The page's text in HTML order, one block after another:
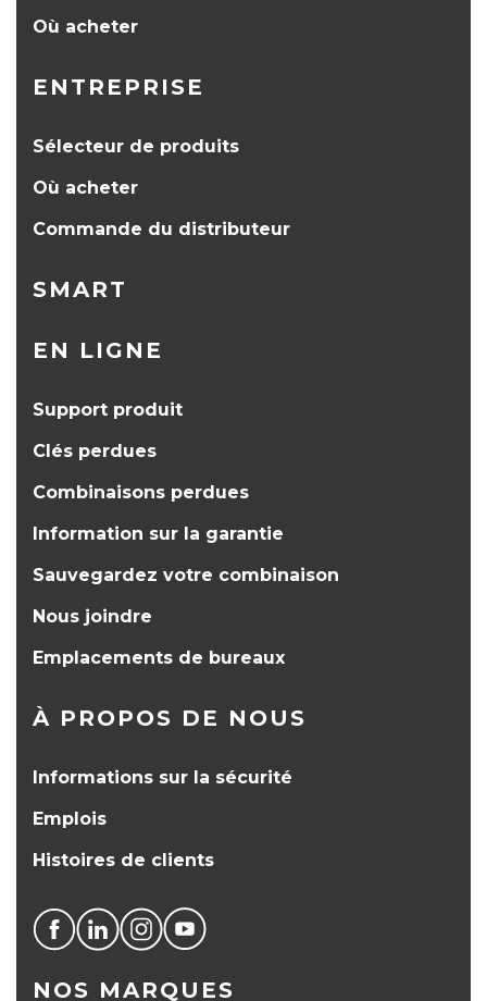
Où acheter
ENTREPRISE
Sélecteur de produits
Où acheter
Commande du distributeur
SMART
EN LIGNE
Support produit
Clés perdues
Combinaisons perdues
Information sur la garantie
Sauvegardez votre combinaison
Nous joindre
Emplacements de bureaux
À PROPOS DE NOUS
Informations sur la sécurité
Emplois
Histoires de clients
NOS MARQUES